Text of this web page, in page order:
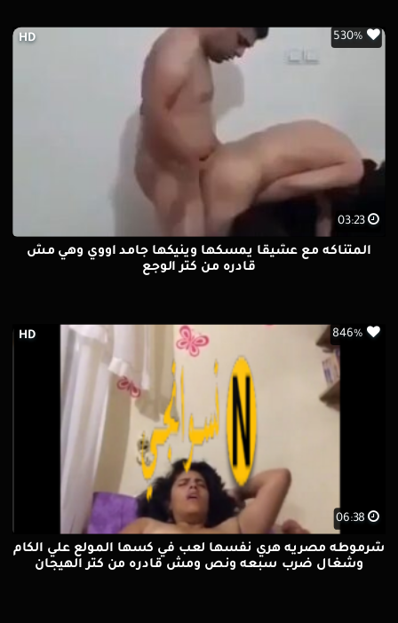
03:23
HD 530%
المتناكه مع عشيقا يمسكها وينيكها جامد اووي وهي مش
قادره من كتر الوجع
06:38
HD 846%
شرموطه مصريه هري نفسها لعب في كسها المولع علي الكام
وشغال ضرب سبعه ونص ومش قادره من كتر الهيجان